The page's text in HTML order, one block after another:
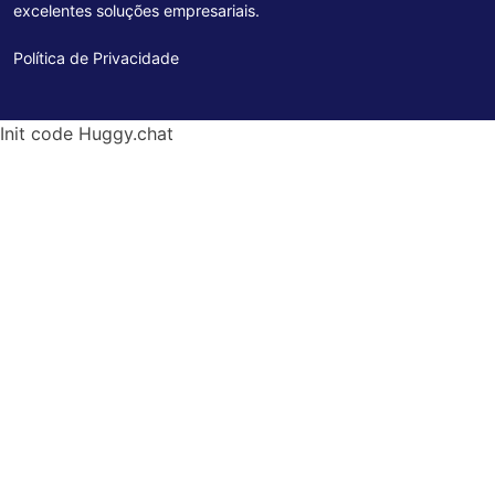
excelentes soluções empresariais.
Política de Privacidade
Init code Huggy.chat